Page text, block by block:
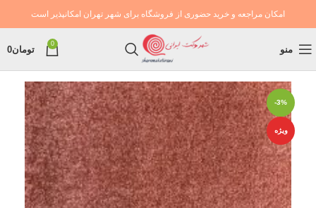
امکان مراجعه و خرید حضوری از فروشگاه برای شهر تهران امکانپذیر است
منو
0
تومان0
-3%
ویژه